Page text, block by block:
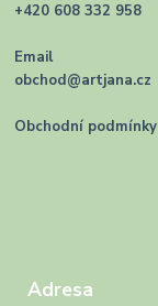
+420 608 332 958
Email
obchod@artjana.cz
Obchodní podmínky
Adresa